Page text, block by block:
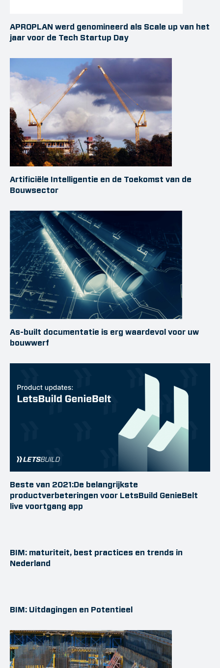
APROPLAN werd genomineerd als Scale up van het
jaar voor de Tech Startup Day
Artificiële Intelligentie en de Toekomst van de
Bouwsector
As-built documentatie is erg waardevol voor uw
bouwwerf
Beste van 2021:De belangrijkste
productverbeteringen voor LetsBuild GenieBelt
live voortgang app
BIM: maturiteit, best practices en trends in
Nederland
BIM: Uitdagingen en Potentieel